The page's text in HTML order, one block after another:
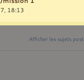
18:13
Afficher les sujets